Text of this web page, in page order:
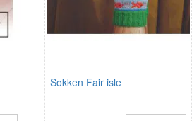
Sokken Fair isle